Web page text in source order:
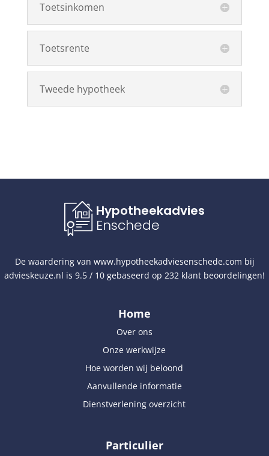
Toetsinkomen
Toetsrente
Tweede hypotheek
Hypotheekadvies
Enschede
De waardering van www.hypotheekadviesenschede.com bij
advieskeuze.nl is 9.5 / 10 gebaseerd op 232 klant beoordelingen!
Home
Over ons
Onze werkwijze
Hoe worden wij beloond
Aanvullende informatie
Dienstverlening overzicht
Particulier